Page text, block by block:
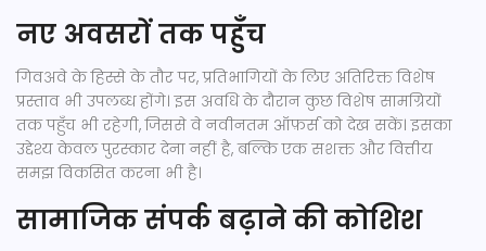
नए अवसरों तक पहुँच
गिवअवे के हिस्से के तौर पर, प्रतिभागियों के लिए अतिरिक्त विशेष
प्रस्ताव भी उपलब्ध होंगे। इस अवधि के दौरान कुछ विशेष सामग्रियों
तक पहुँच भी रहेगी, जिससे वे नवीनतम ऑफ़र्स को देख सकें। इसका
उद्देश्य केवल पुरस्कार देना नहीं है, बल्कि एक सशक्त और वित्तीय
समझ विकसित करना भी है।
सामाजिक संपर्क बढ़ाने की कोशिश